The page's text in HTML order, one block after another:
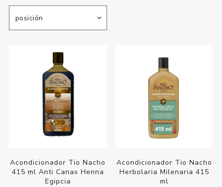
Acondicionador Tio Nacho
415 ml Anti Canas Henna
Egipcia
Acondicionador Tio Nacho
Herbolaria Milenaria 415
ml